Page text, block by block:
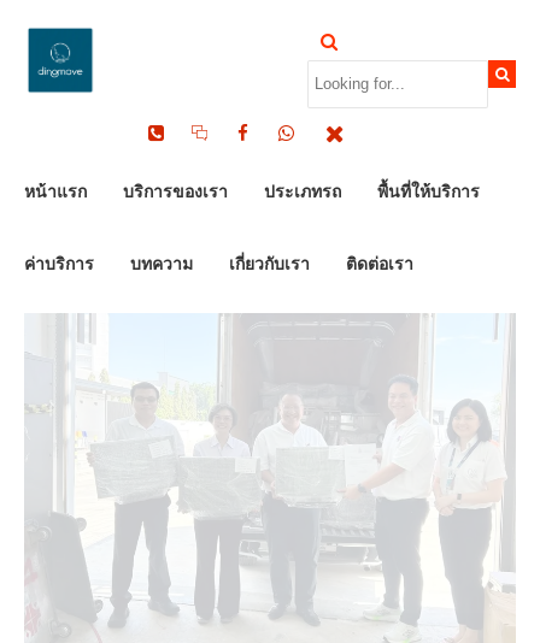
หน้าแรก บริการของเรา ประเภทรถ พื้นที่ให้บริการ
ค่าบริการ บทความ เกี่ยวกับเรา ติดต่อเรา